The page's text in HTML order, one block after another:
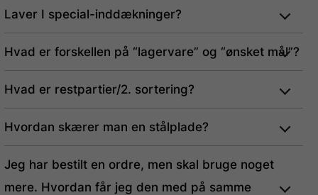
Laver I special-inddækninger?
Hvad er forskellen på “lagervare” og “ønsket mål”?
Hvad er restpartier/2. sortering?
Hvordan skærer man en stålplade?
Jeg har bestilt en ordre, men skal bruge noget
mere. Hvordan får jeg den med på samme